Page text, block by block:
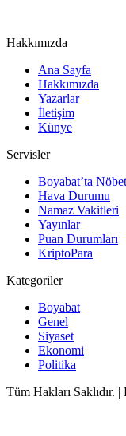
Hakkımızda
Ana Sayfa
Hakkımızda
Yazarlar
İletişim
Künye
Servisler
Boyabat’ta
Hava Durumu
Namaz Vakitleri
Yayınlar
Puan Durumları
KriptoPara
Kategoriler
Boyabat
Genel
Siyaset
Ekonomi
Politika
Tüm Hakları